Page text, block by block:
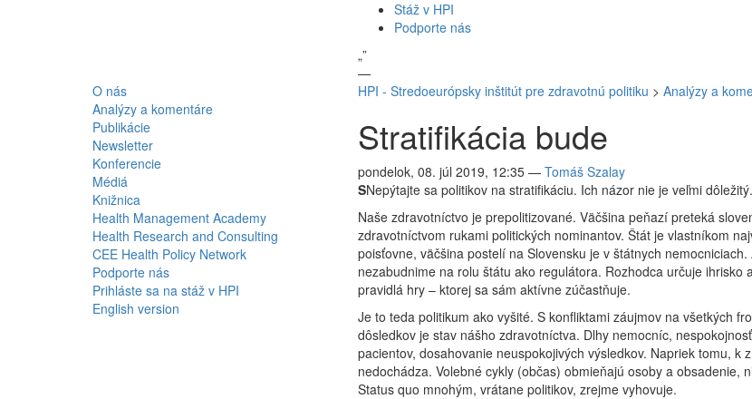
Stáž v HPI
Podporte nás
„”
—
O nás
Analýzy a komentáre
Publikácie
Newsletter
Konferencie
Médiá
Knižnica
Health Management Academy
Health Research and Consulting
CEE Health Policy Network
Podporte nás
Prihláste sa na stáž v HPI
English version
HPI - Stredoeurópsky inštitút pre zdravotnú politiku > Analýzy a
Stratifikácia bude
pondelok, 08. júl 2019, 12:35 — Tomáš Szalay
SNepýtajte sa politikov na stratifikáciu. Ich názor nie je veľmi dôležitý.
Naše zdravotníctvo je prepolitizované. Väčšina peňazí preteká
zdravotníctvom rukami politických nominantov. Štát je vlastníkom
poisťovne, väčšina postelí na Slovensku je v štátnych nemocniciach.
nezabudnime na rolu štátu ako regulátora. Rozhodca určuje ihrisko
pravidlá hry – ktorej sa sám aktívne zúčastňuje.
Je to teda politikum ako vyšité. S konfliktami záujmov na všetkých
dôsledkov je stav nášho zdravotníctva. Dlhy nemocníc,
pacientov, dosahovanie neuspokojivých výsledkov. Napriek tomu, k
nedochádza. Volebné cykly (občas) obmieňajú osoby a obsadenie,
Status quo mnohým, vrátane politikov, zrejme vyhovuje.